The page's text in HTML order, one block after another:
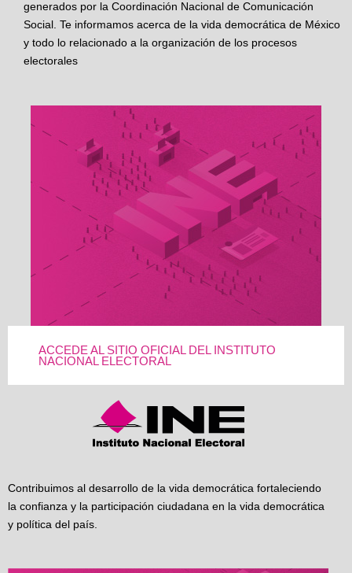
generados por la Coordinación Nacional de Comunicación
Social. Te informamos acerca de la vida democrática de México
y todo lo relacionado a la organización de los procesos
electorales
ACCEDE AL SITIO OFICIAL DEL INSTITUTO
NACIONAL ELECTORAL
Contribuimos al desarrollo de la vida democrática fortaleciendo
la confianza y la participación ciudadana en la vida democrática
y política del país.